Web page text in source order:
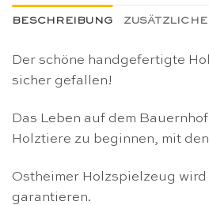
BESCHREIBUNG
Der schöne handgefertigte
sicher gefallen!
Das Leben auf dem
Holztiere zu beginnen, mit
Ostheimer Holzspielzeug
garantieren.